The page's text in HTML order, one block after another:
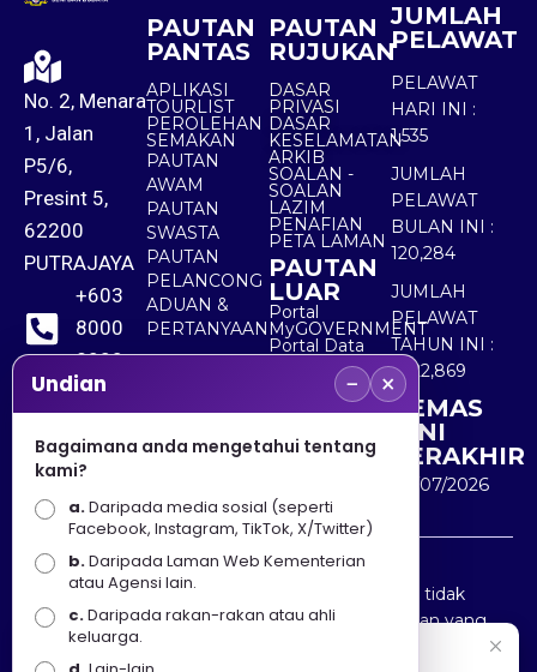
No. 2, Menara
1, Jalan
P5/6,
Presint 5,
62200
PUTRAJAYA
+603
8000
8000
+603
8891
7100
PAUTAN
PANTAS
APLIKASI
TOURLIST
PEROLEHAN
SEMAKAN
PAUTAN
AWAM
PAUTAN
SWASTA
PAUTAN
PELANCONG
ADUAN &
PERTANYAAN
PAUTAN
RUJUKAN
DASAR
PRIVASI
DASAR
KESELAMATAN
ARKIB
SOALAN -
SOALAN
LAZIM
PENAFIAN
PETA LAMAN
PAUTAN
LUAR
Portal
MyGOVERNMENT
Portal Data
Terbuka
Sektor Awam
JUMLAH
PELAWAT
PELAWAT
HARI INI :
1,535
JUMLAH
PELAWAT
BULAN INI :
120,284
JUMLAH
PELAWAT
TAHUN INI :
5,522,869
KEMAS
KINI
TERAKHIR
30/07/2026
Penafian : Kerajaan Malaysia dan Kementerian
Pelancongan Seni dan Budaya (MOTAC) adalah tidak
bertanggungjawab atas kehilangan atau kerugian yang
disebabkan oleh penggunaan mana-mana maklumat
Undian − ×
Bagaimana anda mengetahui tentang
kami?
a.Daripada media sosial (seperti
Facebook, Instagram, TikTok, X/Twitter)
b.Daripada Laman Web Kementerian
atau Agensi lain.
c.Daripada rakan-rakan atau ahli
keluarga.